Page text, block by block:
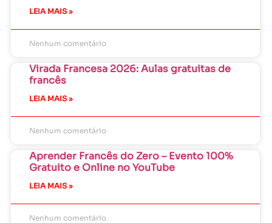
LEIA MAIS »
Nenhum comentário
Virada Francesa 2026: Aulas gratuitas de
francês
LEIA MAIS »
Nenhum comentário
Aprender Francês do Zero – Evento 100%
Gratuito e Online no YouTube
LEIA MAIS »
Nenhum comentário